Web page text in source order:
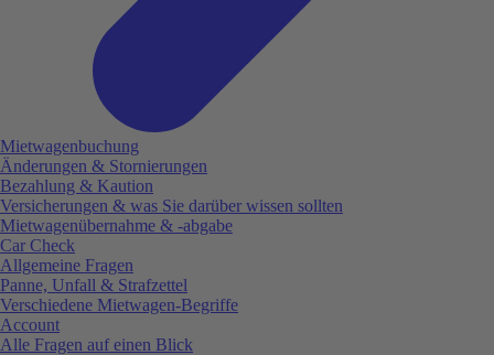
Mietwagenbuchung
Änderungen & Stornierungen
Bezahlung & Kaution
Versicherungen & was Sie darüber wissen sollten
Mietwagenübernahme & -abgabe
Car Check
Allgemeine Fragen
Panne, Unfall & Strafzettel
Verschiedene Mietwagen-Begriffe
Account
Alle Fragen auf einen Blick